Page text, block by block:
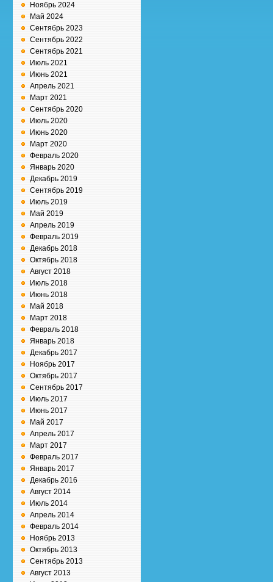
Ноябрь 2024
Май 2024
Сентябрь 2023
Сентябрь 2022
Сентябрь 2021
Июль 2021
Июнь 2021
Апрель 2021
Март 2021
Сентябрь 2020
Июль 2020
Июнь 2020
Март 2020
Февраль 2020
Январь 2020
Декабрь 2019
Сентябрь 2019
Июль 2019
Май 2019
Апрель 2019
Февраль 2019
Декабрь 2018
Октябрь 2018
Август 2018
Июль 2018
Июнь 2018
Май 2018
Март 2018
Февраль 2018
Январь 2018
Декабрь 2017
Ноябрь 2017
Октябрь 2017
Сентябрь 2017
Июль 2017
Июнь 2017
Май 2017
Апрель 2017
Март 2017
Февраль 2017
Январь 2017
Декабрь 2016
Август 2014
Июль 2014
Апрель 2014
Февраль 2014
Ноябрь 2013
Октябрь 2013
Сентябрь 2013
Август 2013